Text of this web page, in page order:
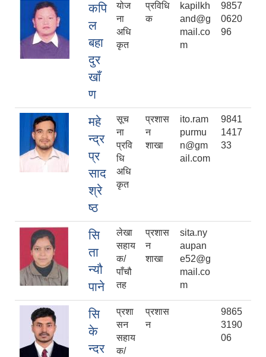
कपि
ल
बहा
दुर
खाँ
ण
योज
ना
अधि
कृत
प्रविधि
क
kapilkh
and@g
mail.co
m
9857
0620
96
महे
न्द्र
प्र
साद
श्रे
ष्ठ
सूच
ना
प्रवि
धि
अधि
कृत
प्रशास
न
शाखा
ito.ram
purmu
n@gm
ail.com
9841
1417
33
सि
ता
न्यौ
पाने
लेखा
सहाय
क/
पाँचौ
तह
प्रशास
न
शाखा
sita.ny
aupan
e52@g
mail.co
m
सि
के
न्दर
प्रशा
सन
सहाय
क/
प्रशास
न
9865
3190
06